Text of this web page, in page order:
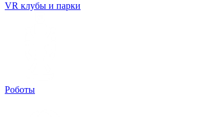
VR клубы и парки
Роботы